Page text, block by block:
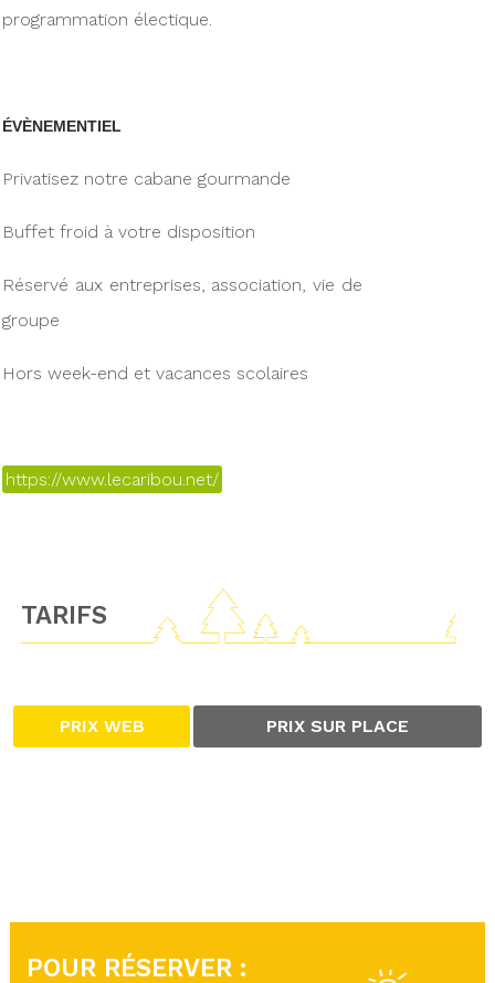
programmation électique.
ÉVÈNEMENTIEL
Privatisez notre cabane gourmande
Buffet froid à votre disposition
Réservé aux entreprises, association, vie de
groupe
Hors week-end et vacances scolaires
https://www.lecaribou.net/
TARIFS
PRIX WEB PRIX SUR PLACE
POUR RÉSERVER :